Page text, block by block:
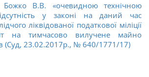
В.В. «очевидною технічною
у законі на даний час
ліквідованої податкової міліції
на тимчасово вилучене майно
(Суд, 23.02.2017р., № 640/1771/17)